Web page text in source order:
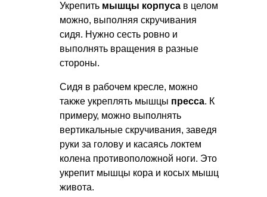
Укрепить мышцы корпуса в целом
можно, выполняя скручивания
сидя. Нужно сесть ровно и
выполнять вращения в разные
стороны.
Сидя в рабочем кресле, можно
также укреплять мышцы пресса. К
примеру, можно выполнять
вертикальные скручивания, заведя
руки за голову и касаясь локтем
колена противоположной ноги. Это
укрепит мышцы кора и косых мышц
живота.